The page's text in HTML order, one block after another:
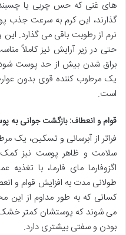
های غنی که حس چربی یا
گذارند، این کرم به سرعت جذب
نرم از رطوبت باقی می گذارد.
حتی در زیر آرایش نیز کاملاً
براق شدن بیش از حد پوست شود.
یک مرطوب کننده قوی بدون
است.
قوام و انعطاف: بازگشت جوانی به
فراتر از آبرسانی و تسکین، یک
سلامت و ظاهر پوست نیز کمک
اگزوفارما مای فارما، با
طولانی مدت به افزایش قوام و
کسانی که به طور مداوم از این
می شوند که پوستشان کمتر
بودن و سفتی بیشتری دارد.